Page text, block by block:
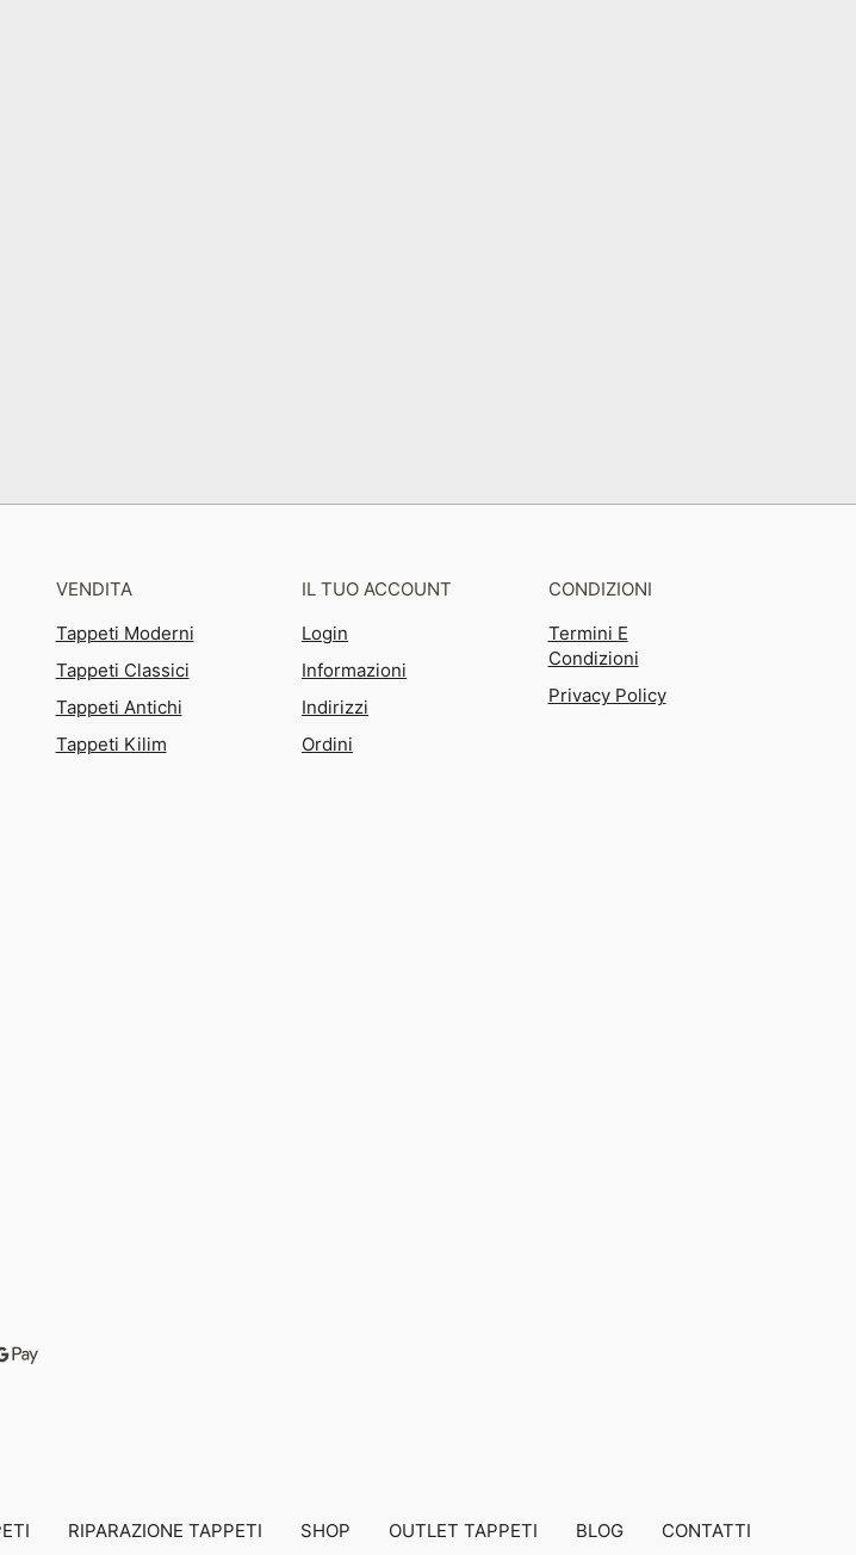
VENDITA
Tappeti Moderni
Tappeti Classici
Tappeti Antichi
Tappeti Kilim
IL TUO ACCOUNT
Login
Informazioni
Indirizzi
Ordini
CONDIZIONI
Termini E
Condizioni
Privacy Policy
RIPARAZIONE TAPPETI SHOP OUTLET TAPPETI BLOG CONTATTI